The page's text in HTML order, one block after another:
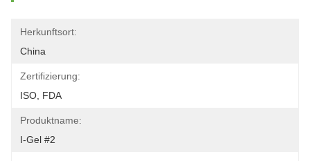
Herkunftsort:
China
Zertifizierung:
ISO, FDA
Produktname:
I-Gel #2